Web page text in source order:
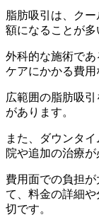
脂肪吸引は、ク
額になることが多
外科的な施術で
ケアにかかる費用
広範囲の脂肪吸
があります。
また、ダウンタ
院や追加の治療
費用面での負担
て、料金の詳細
切です。